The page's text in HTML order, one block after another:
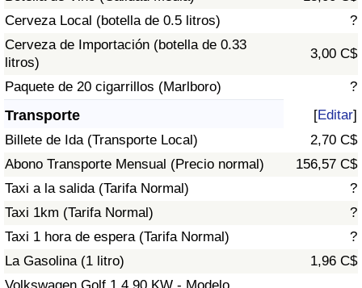
Cerveza Local (botella de 0.5 litros)
?
Cerveza de Importación (botella de 0.33
litros)
3,00 C$
Paquete de 20 cigarrillos (Marlboro) ?
Transporte [Editar]
Billete de Ida (Transporte Local)
2,70 C$
Abono Transporte Mensual (Precio normal)
156,57 C$
Taxi a la salida (Tarifa Normal)
?
Taxi 1km (Tarifa Normal)
?
Taxi 1 hora de espera (Tarifa Normal)
?
La Gasolina (1 litro)
1,96 C$
Índice de Tráfico (Actual)
Índice de Tráfico por País